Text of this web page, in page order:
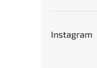
Instagram